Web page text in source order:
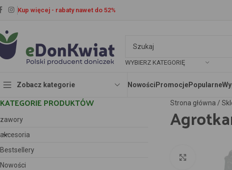
Kup więcej - rabaty nawet do 52%
WYBIERZ KATEGORIĘ
Zobacz kategorie Nowości PromocjePopularne
KATEGORIE PRODUKTÓW
zawory
akcesoria
Bestsellery
Nowości
Strona główna /
Kliknij aby